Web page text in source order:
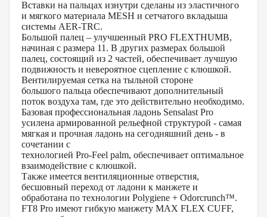
Вставки на пальцах изнутри сделаны из эластичного
и мягкого материала MESH и сетчатого вкладыша
системы AER-TRC.
Большой палец – улучшенный PRO FLEXTHUMB,
начиная с размера 11. В других размерах большой
палец, состоящий из 2 частей, обеспечивает лучшую
подвижность и невероятное сцепление с клюшкой.
Вентилируемая сетка на тыльной стороне
большого пальца обеспечивают дополнительный
поток воздуха там, где это действительно необходимо.
Базовая профессиональная ладонь Sensalast Pro
усилена армированной рельефной структурой - самая
мягкая и прочная ладонь на сегодняшний день - в
сочетании с
технологией Pro-Feel palm, обеспечивает оптимальное
взаимодействие с клюшкой.
Также имеется вентиляционные отверстия,
бесшовный переход от ладони к манжете и
обработана по технологии Polygiene + Оdorcrunch™.
FT8 Pro имеют гибкую манжету MAX FLEX CUFF,